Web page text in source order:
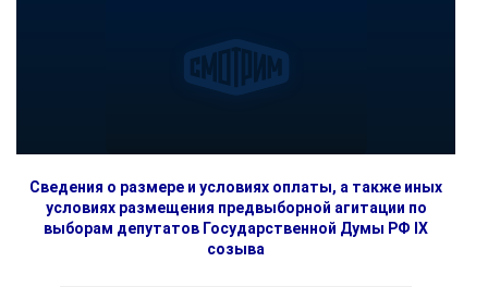
Сведения о размере и условиях оплаты, а также иных
условиях размещения предвыборной агитации по
выборам депутатов Государственной Думы РФ IX
созыва